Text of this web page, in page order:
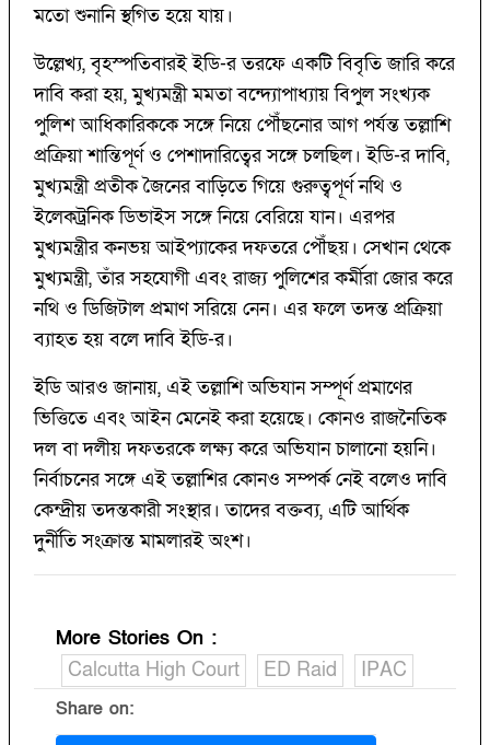
মতো শুনানি স্থগিত হয়ে যায়।
উল্লেখ্য, বৃহস্পতিবারই ইডি-র তরফে একটি বিবৃতি জারি করে
দাবি করা হয়, মুখ্যমন্ত্রী মমতা বন্দ্যোপাধ্যায় বিপুল সংখ্যক
পুলিশ আধিকারিককে সঙ্গে নিয়ে পৌঁছনোর আগ পর্যন্ত তল্লাশি
প্রক্রিয়া শান্তিপূর্ণ ও পেশাদারিত্বের সঙ্গে চলছিল। ইডি-র দাবি,
মুখ্যমন্ত্রী প্রতীক জৈনের বাড়িতে গিয়ে গুরুত্বপূর্ণ নথি ও
ইলেকট্রনিক ডিভাইস সঙ্গে নিয়ে বেরিয়ে যান। এরপর
মুখ্যমন্ত্রীর কনভয় আইপ্যাকের দফতরে পৌঁছয়। সেখান থেকে
মুখ্যমন্ত্রী, তাঁর সহযোগী এবং রাজ্য পুলিশের কর্মীরা জোর করে
নথি ও ডিজিটাল প্রমাণ সরিয়ে নেন। এর ফলে তদন্ত প্রক্রিয়া
ব্যাহত হয় বলে দাবি ইডি-র।
ইডি আরও জানায়, এই তল্লাশি অভিযান সম্পূর্ণ প্রমাণের
ভিত্তিতে এবং আইন মেনেই করা হয়েছে। কোনও রাজনৈতিক
দল বা দলীয় দফতরকে লক্ষ্য করে অভিযান চালানো হয়নি।
নির্বাচনের সঙ্গে এই তল্লাশির কোনও সম্পর্ক নেই বলেও দাবি
কেন্দ্রীয় তদন্তকারী সংস্থার। তাদের বক্তব্য, এটি আর্থিক
দুর্নীতি সংক্রান্ত মামলারই অংশ।
More Stories On :
Calcutta High Court
ED Raid IPAC
Share on: